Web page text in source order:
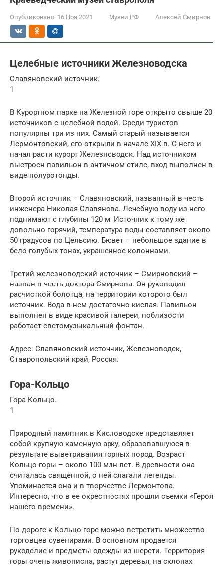
Опубликовано: 16 Ноя 2021 Музеи РФ Алексей Смирнов
Целебные источники Железноводска
Славяновский источник.
1
В Курортном парке на Железной горе открыто свыше 20
источников с целебной водой. Среди туристов
популярны три из них. Самый старый называется
Лермонтовский, его открыли в начале XIX в. С него и
начал расти курорт Железноводск. Над источником
выстроен павильон в античном стиле, вход выполнен в
виде полуротонды.
Второй источник – Славяновский, названный в честь
инженера Николая Славянова. Лечебную воду из него
поднимают с глубины 120 м. Источник к тому же
довольно горячий, температура воды составляет около
50 градусов по Цельсию. Бювет – небольшое здание в
бело-голубых тонах, украшенное колоннами.
Третий железноводский источник – Смирновский –
назван в честь доктора Смирнова. Он руководил
расчисткой болотца, на территории которого был
источник. Вода в нем достаточно кислая. Павильон
выполнен в виде красивой галереи, поблизости
работает светомузыкальный фонтан.
Адрес: Славяновский источник, Железноводск,
Ставропольский край, Россия.
Гора-Кольцо
Гора-Кольцо.
1
Природный памятник в Кисловодске представляет
собой крупную каменную арку, образовавшуюся в
результате выветривания горных пород. Возраст
Кольцо-горы – около 100 млн лет. В древности она
считалась священной, о ней слагали легенды.
Упоминается она и в творчестве Лермонтова.
Интересно, что в ее окрестностях прошли съемки «Героя
нашего времени».
По дороге к Кольцо-горе можно встретить множество
торговцев сувенирами. В основном продается
рукоделие и предметы одежды из шерсти. Территория
горы очень живописна, растут деревья, на склонах